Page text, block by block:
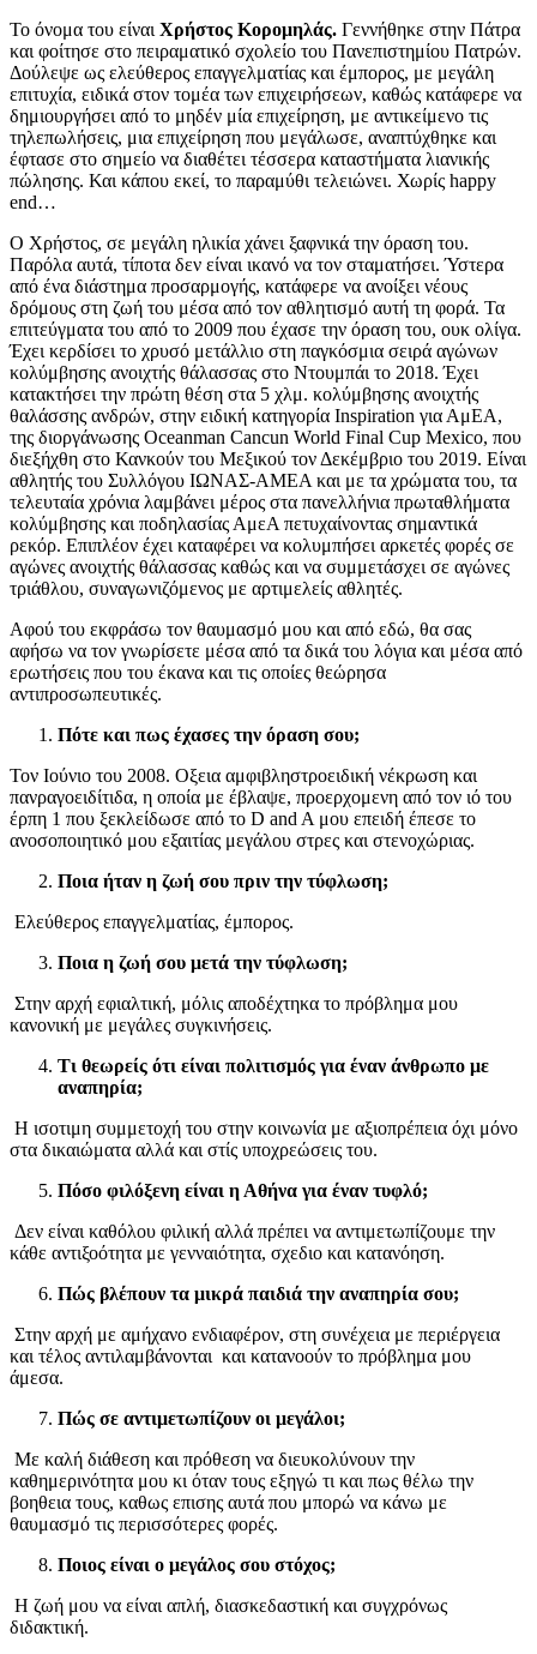
Το όνομα του είναι Χρήστος Κορομηλάς. Γεννήθηκε στην Πάτρα
και φοίτησε στο πειραματικό σχολείο του Πανεπιστημίου Πατρών.
Δούλεψε ως ελεύθερος επαγγελματίας και έμπορος, με μεγάλη
επιτυχία, ειδικά στον τομέα των επιχειρήσεων, καθώς κατάφερε να
δημιουργήσει από το μηδέν μία επιχείρηση, με αντικείμενο τις
τηλεπωλήσεις, μια επιχείρηση που μεγάλωσε, αναπτύχθηκε και
έφτασε στο σημείο να διαθέτει τέσσερα καταστήματα λιανικής
πώλησης. Και κάπου εκεί, το παραμύθι τελειώνει. Χωρίς happy
end…
Ο Χρήστος, σε μεγάλη ηλικία χάνει ξαφνικά την όραση του.
Παρόλα αυτά, τίποτα δεν είναι ικανό να τον σταματήσει. Ύστερα
από ένα διάστημα προσαρμογής, κατάφερε να ανοίξει νέους
δρόμους στη ζωή του μέσα από τον αθλητισμό αυτή τη φορά. Τα
επιτεύγματα του από το 2009 που έχασε την όραση του, ουκ ολίγα.
Έχει κερδίσει το χρυσό μετάλλιο στη παγκόσμια σειρά αγώνων
κολύμβησης ανοιχτής θάλασσας στο Ντουμπάι το 2018. Έχει
κατακτήσει την πρώτη θέση στα 5 χλμ. κολύμβησης ανοιχτής
θαλάσσης ανδρών, στην ειδική κατηγορία Inspiration για ΑμΕΑ,
της διοργάνωσης Oceanman Cancun World Final Cup Mexico, που
διεξήχθη στο Κανκούν του Μεξικού τον Δεκέμβριο του 2019. Είναι
αθλητής του Συλλόγου ΙΩΝΑΣ-ΑΜΕΑ και με τα χρώματα του, τα
τελευταία χρόνια λαμβάνει μέρος στα πανελλήνια πρωταθλήματα
κολύμβησης και ποδηλασίας ΑμεΑ πετυχαίνοντας σημαντικά
ρεκόρ. Επιπλέον έχει καταφέρει να κολυμπήσει αρκετές φορές σε
αγώνες ανοιχτής θάλασσας καθώς και να συμμετάσχει σε αγώνες
τριάθλου, συναγωνιζόμενος με αρτιμελείς αθλητές.
Αφού του εκφράσω τον θαυμασμό μου και από εδώ, θα σας
αφήσω να τον γνωρίσετε μέσα από τα δικά του λόγια και μέσα από
ερωτήσεις που του έκανα και τις οποίες θεώρησα
αντιπροσωπευτικές.
Πότε και πως έχασες την όραση σου;
Τον Ιούνιο του 2008. Οξεια αμφιβληστροειδική νέκρωση και
πανραγοειδίτιδα, η οποία με έβλαψε, προερχομενη από τον ιό του
έρπη 1 που ξεκλείδωσε από το D and A μου επειδή έπεσε το
ανοσοποιητικό μου εξαιτίας μεγάλου στρες και στενοχώριας.
Ποια ήταν η ζωή σου πριν την τύφλωση;
Ελεύθερος επαγγελματίας, έμπορος.
Ποια η ζωή σου μετά την τύφλωση;
Στην αρχή εφιαλτική, μόλις αποδέχτηκα το πρόβλημα μου
κανονική με μεγάλες συγκινήσεις.
Τι θεωρείς ότι είναι πολιτισμός για έναν άνθρωπο με
αναπηρία;
Η ισοτιμη συμμετοχή του στην κοινωνία με αξιοπρέπεια όχι μόνο
στα δικαιώματα αλλά και στίς υποχρεώσεις του.
Πόσο φιλόξενη είναι η Αθήνα για έναν τυφλό;
Δεν είναι καθόλου φιλική αλλά πρέπει να αντιμετωπίζουμε την
κάθε αντιξοότητα με γενναιότητα, σχεδιο και κατανόηση.
Πώς βλέπουν τα μικρά παιδιά την αναπηρία σου;
Στην αρχή με αμήχανο ενδιαφέρον, στη συνέχεια με περιέργεια
και τέλος αντιλαμβάνονται και κατανοούν το πρόβλημα μου
άμεσα.
Πώς σε αντιμετωπίζουν οι μεγάλοι;
Με καλή διάθεση και πρόθεση να διευκολύνουν την
καθημερινότητα μου κι όταν τους εξηγώ τι και πως θέλω την
βοηθεια τους, καθως επισης αυτά που μπορώ να κάνω με
θαυμασμό τις περισσότερες φορές.
Ποιος είναι ο μεγάλος σου στόχος;
Η ζωή μου να είναι απλή, διασκεδαστική και συγχρόνως
διδακτική.